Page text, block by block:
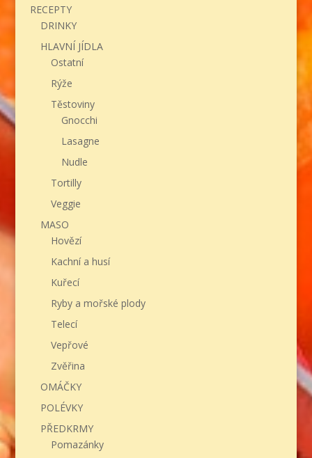
RECEPTY
DRINKY
HLAVNÍ JÍDLA
Ostatní
Rýže
Těstoviny
Gnocchi
Lasagne
Nudle
Tortilly
Veggie
MASO
Hovězí
Kachní a husí
Kuřecí
Ryby a mořské plody
Telecí
Vepřové
Zvěřina
OMÁČKY
POLÉVKY
PŘEDKRMY
Pomazánky